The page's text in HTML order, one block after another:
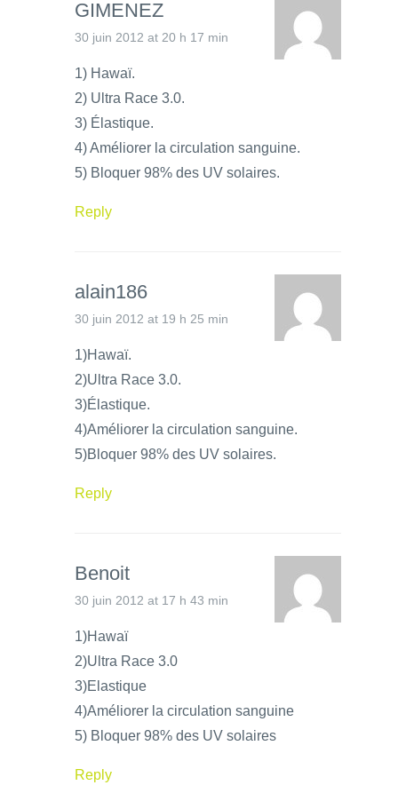
GIMENEZ
30 juin 2012 at 20 h 17 min
1) Hawaï.
2) Ultra Race 3.0.
3) Élastique.
4) Améliorer la circulation sanguine.
5) Bloquer 98% des UV solaires.
Reply
alain186
30 juin 2012 at 19 h 25 min
1)Hawaï.
2)Ultra Race 3.0.
3)Élastique.
4)Améliorer la circulation sanguine.
5)Bloquer 98% des UV solaires.
Reply
Benoit
30 juin 2012 at 17 h 43 min
1)Hawaï
2)Ultra Race 3.0
3)Elastique
4)Améliorer la circulation sanguine
5) Bloquer 98% des UV solaires
Reply